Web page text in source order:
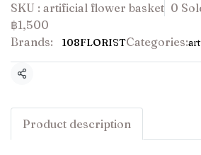
SKU : artificial flower basket 0
฿1,500
Brands:
108FLORISTCategories:
Share
Product description